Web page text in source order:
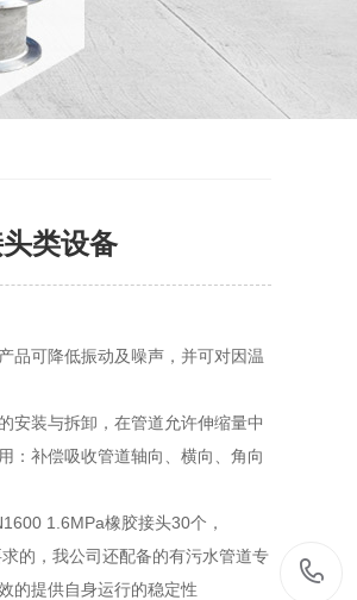
类设备
品可降低振动及噪声，并可对因温
安装与拆卸，在管道允许伸缩量中
：补偿吸收管道轴向、横向、角向
1.6MPa橡胶接头30个，
的，我公司还配备的有污水管道专
的提供自身运行的稳定性